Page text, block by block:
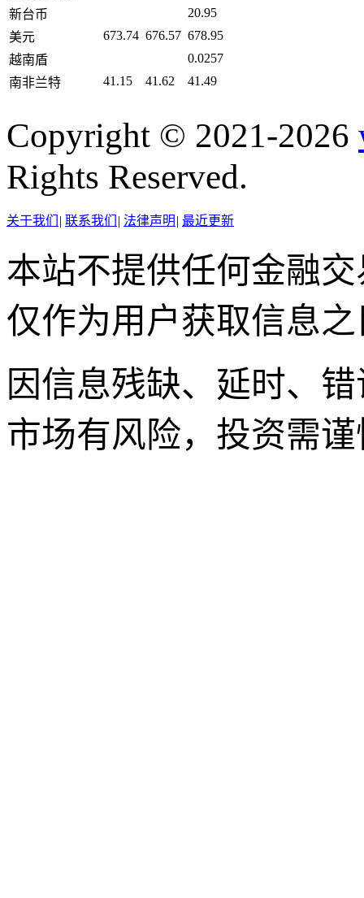
新台币
20.95
美元
673.74 676.57 678.95
越南盾
0.0257
南非兰特
41.15 41.62 41.49
Copyright © 2021-2026
Rights Reserved.
关于我们 | 联系我们 | 法律声明 | 最近更新
本站不提供任何金融
仅作为用户获取信息
因信息残缺、延时、
市场有风险，投资需